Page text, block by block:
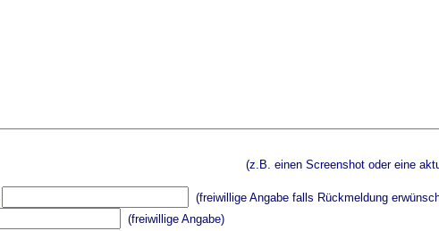
(z.B. einen Screenshot oder eine
(freiwillige Angabe falls Rückmeldung
(freiwillige Angabe)